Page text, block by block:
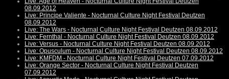
08.09.2012
Live: Principe Valiente - Nocturnal Culture Night Festival Deutzen
08.09.2012
Live: The Wars - Nocturnal Culture Night Festival Deutzen 08.09.2012
Live: Fernthal - Nocturnal Culture Night Festival Deutzen 08.09.2012
Live: Versus - Nocturnal Culture Night Festival Deutzen 08.09.2012
Live: Opusculum - Nocturnal Culture Night Festival Deutzen 08.09.2012
Live: KMFDM - Nocturnal Culture Night Festival Deutzen 07.09.2012
Live: Orange Sector - Nocturnal Culture Night Festival Deutzen
07.09.2012